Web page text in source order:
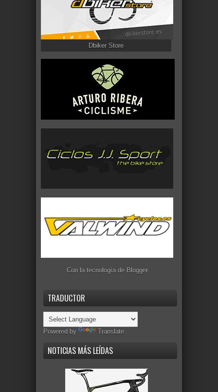
Dbiker Store
Con la tecnología de Blogger.
TRADUCTOR
Powered by Translate
NOTICIAS MÁS LEÍDAS